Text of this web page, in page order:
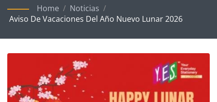
Vacaciones Del Año Nuevo Lunar
2026
Home / Noticias /
Aviso De Vacaciones Del Año Nuevo Lunar 2026